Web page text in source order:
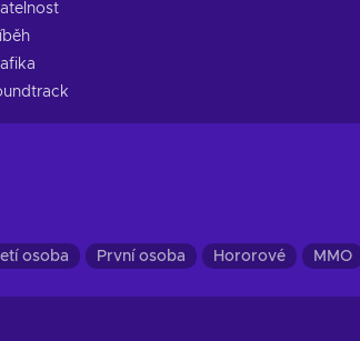
osoba První osoba Hororové MMO